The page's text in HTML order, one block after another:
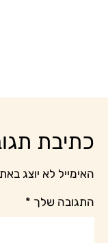
כתיבת
האימייל לא יוצג
התגובה שלך *